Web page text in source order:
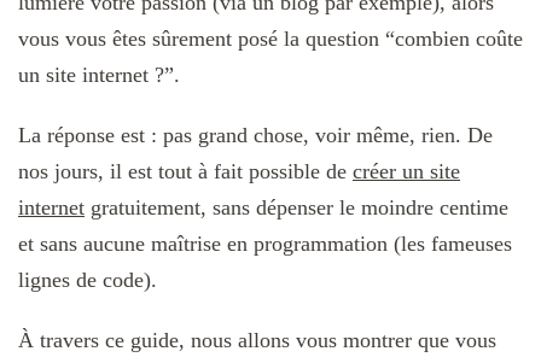
vous vous êtes sûrement posé la question “combien coûte
un site internet ?”.
La réponse est : pas grand chose, voir même, rien. De
nos jours, il est tout à fait possible de créer un site
internet gratuitement, sans dépenser le moindre centime
et sans aucune maîtrise en programmation (les fameuses
lignes de code).
À travers ce guide, nous allons vous montrer que vous